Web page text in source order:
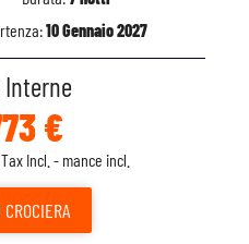
10 Gennaio 2027
Interne
€
Incl. - mance incl.
CROCIERA